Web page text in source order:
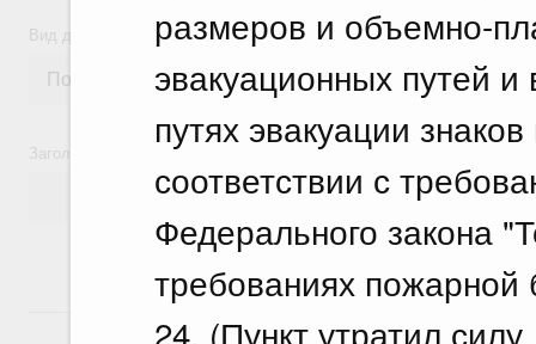
размеров и объемно-
эвакуационных путей
путях эвакуации
соответствии с
Федерального закона
требованиях пожарной
24. (Пункт утратил
Вид документа
Заголовок или текст документа
18 июля, суббота